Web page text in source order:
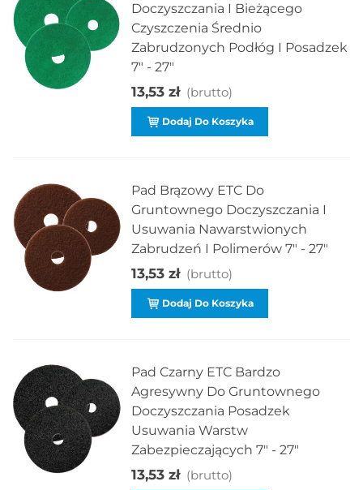
Doczyszczania I Bieżącego
Czyszczenia Średnio
Zabrudzonych Podłóg I Posadzek
7" - 27"
13,53 zł (brutto)
Dodaj Do Koszyka
Pad Brązowy ETC Do
Gruntownego Doczyszczania I
Usuwania Nawarstwionych
Zabrudzeń I Polimerów 7" - 27"
13,53 zł (brutto)
Dodaj Do Koszyka
Pad Czarny ETC Bardzo
Agresywny Do Gruntownego
Doczyszczania Posadzek
Usuwania Warstw
Zabezpieczających 7" - 27"
13,53 zł (brutto)